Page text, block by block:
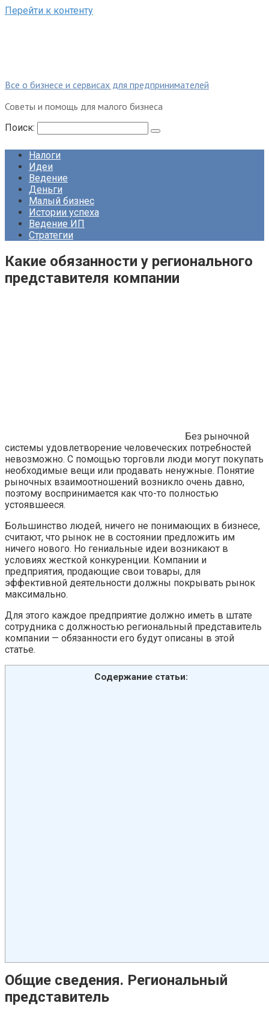
Перейти к контенту
Все о бизнесе и сервисах для предпринимателей
Советы и помощь для малого бизнеса
Поиск:
Налоги
Идеи
Ведение
Деньги
Малый бизнес
Истории успеха
Ведение ИП
Стратегии
Какие обязанности у регионального
представителя компании
Без рыночной
системы удовлетворение человеческих потребностей
невозможно. С помощью торговли люди могут покупать
необходимые вещи или продавать ненужные. Понятие
рыночных взаимоотношений возникло очень давно,
поэтому воспринимается как что-то полностью
устоявшееся.
Большинство людей, ничего не понимающих в бизнесе,
считают, что рынок не в состоянии предложить им
ничего нового. Но гениальные идеи возникают в
условиях жесткой конкуренции. Компании и
предприятия, продающие свои товары, для
эффективной деятельности должны покрывать рынок
максимально.
Для этого каждое предприятие должно иметь в штате
сотрудника с должностью региональный представитель
компании — обязанности его будут описаны в этой
статье.
Содержание статьи:
Общие сведения. Региональный
представитель